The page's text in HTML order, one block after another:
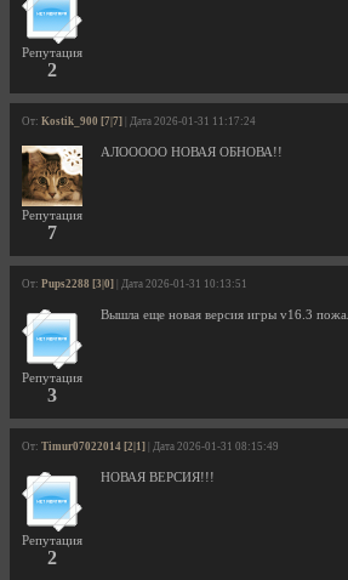
Репутация
2
От: Kostik_900 [7|7] | Дата 2026-01-31 11:17:24
Репутация
7
АЛООООО НОВАЯ ОБНОВА!!
От: Pups2288 [3|0] | Дата 2026-01-31 10:13:51
Репутация
3
Вышла еще новая версия игры v16.3
От: Timur07022014 [2|1] | Дата 2026-01-31 08:15:49
Репутация
2
НОВАЯ ВЕРСИЯ!!!